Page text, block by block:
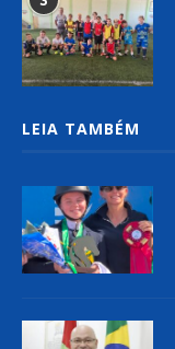
LEIA TAMBÉM